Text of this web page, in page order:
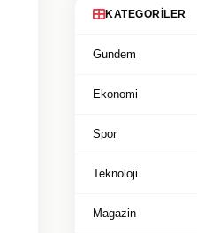
KATEGORILER
Gundem
Ekonomi
Spor
Teknoloji
Magazin